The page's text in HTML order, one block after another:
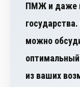
ПМЖ и даже
можно